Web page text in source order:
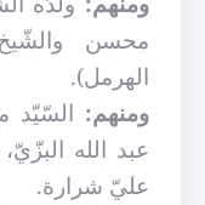
محسن
الهرمل).
ومنهم: السّيّد
عبد الله
عليّ شرارة.